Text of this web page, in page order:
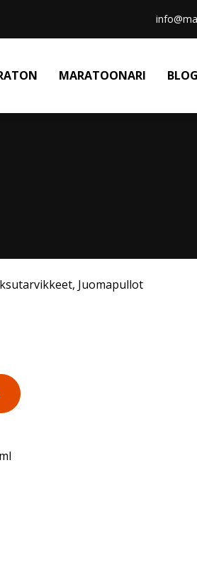
MARATOONARI
, Juomapullot